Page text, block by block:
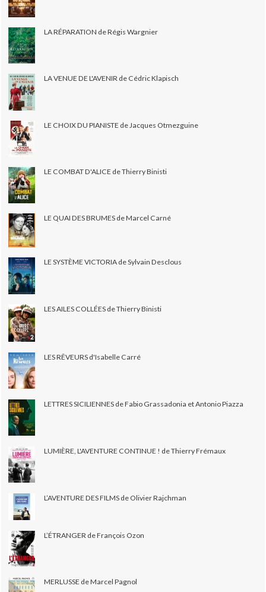
LA RÉPARATION de Régis Wargnier
LA VENUE DE L'AVENIR de Cédric Klapisch
LE CHOIX DU PIANISTE de Jacques Otmezguine
LE COMBAT D'ALICE de Thierry Binisti
LE QUAI DES BRUMES de Marcel Carné
LE SYSTÈME VICTORIA de Sylvain Desclous
LES AILES COLLÉES de Thierry Binisti
LES RÊVEURS d'Isabelle Carré
LETTRES SICILIENNES de Fabio Grassadonia et Antonio Piazza
LUMIÈRE, L'AVENTURE CONTINUE ! de Thierry Frémaux
L’AVENTURE DES FILMS de Olivier Rajchman
L’ÉTRANGER de François Ozon
MERLUSSE de Marcel Pagnol